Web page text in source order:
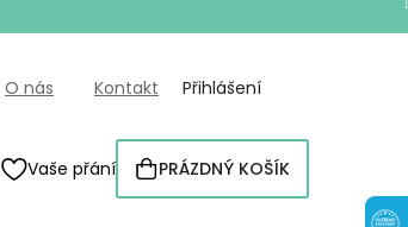
O nás Kontakt Přihlášení
Vaše přání
NÁKUPNÍ
KOŠÍK
PRÁZDNÝ KOŠÍK